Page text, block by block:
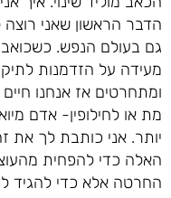
הדבר הראשון שאני
גם בעולם הנפש.
מעידה על הזדמנות
ומתחרטים אז אנחנו
מת או לחילופין- אדם
יותר. אני כותבת לך את
האלה כדי להפחית
החרטה אלא כדי להגיד